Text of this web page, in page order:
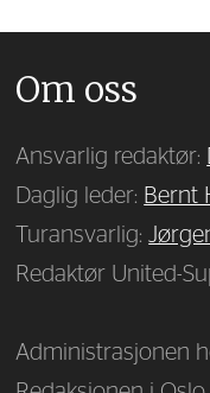
Om oss
Ansvarlig redaktør:
Daglig leder: Bernt
Turansvarlig:
Redaktør United-
Administrasjonen